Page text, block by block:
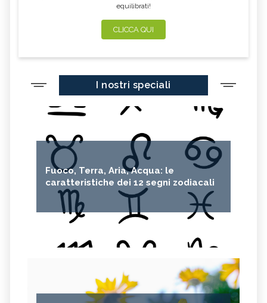
equilibrati!
CLICCA QUI
I nostri speciali
Fuoco, Terra, Aria, Acqua: le
caratteristiche dei 12 segni zodiacali